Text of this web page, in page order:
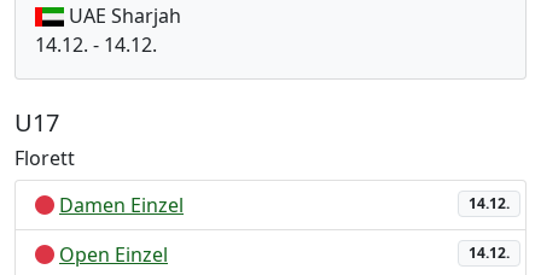
UAE Sharjah
14.12. - 14.12.
U17
Florett
Damen Einzel
14.12.
Open Einzel 14.12.